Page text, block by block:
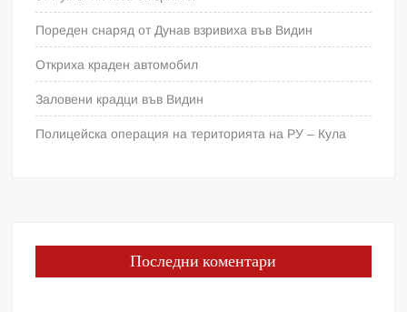
Пореден снаряд от Дунав взривиха във Видин
Откриха краден автомобил
Заловени крадци във Видин
Полицейска операция на територията на РУ – Кула
Последни коментари